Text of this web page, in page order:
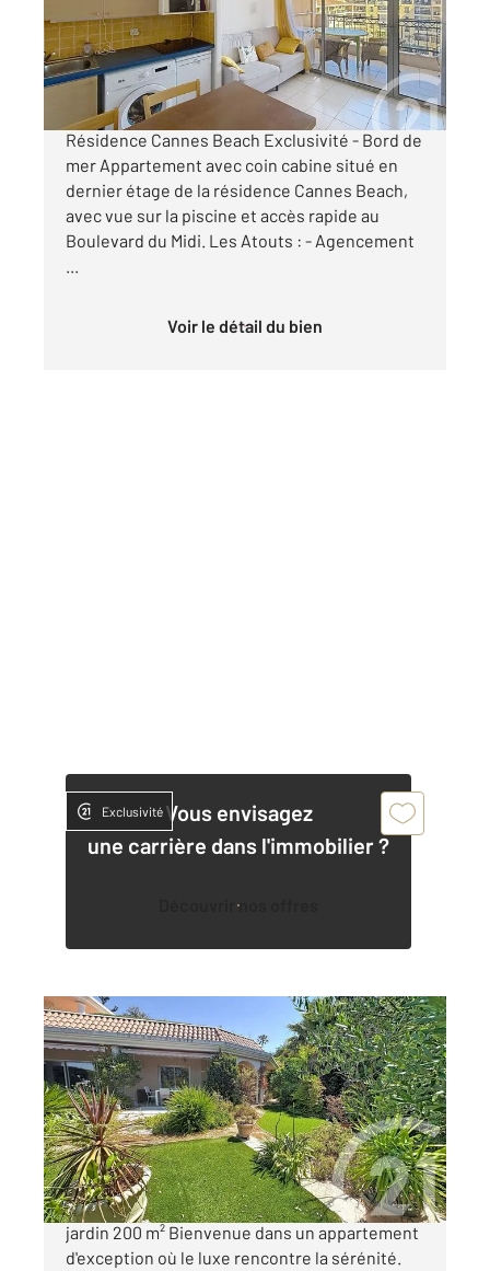
Appartement F1 à vendre
89 000 €
CANNES LA BOCCA - Appartement Cabine -
Résidence Cannes Beach Exclusivité - Bord de
mer Appartement avec coin cabine situé en
dernier étage de la résidence Cannes Beach,
avec vue sur la piscine et accès rapide au
Boulevard du Midi. Les Atouts : - Agencement
Voir le détail du bien
Vous envisagez
une carrière dans l'immobilier ?
Découvrir nos offres
Exclusivité
MANDELIEU LA NAPOULE 06
99 m2, 3 pièces
Ref : 40908
Appartement F3 à vendre
649 000 €
Écrin de verdure | 3 pièces de 99m² | Rez-de-
jardin 200 m² Bienvenue dans un appartement
d'exception où le luxe rencontre la sérénité.